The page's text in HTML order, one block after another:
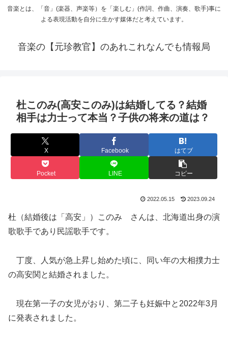
音楽とは、「音」(楽器、声楽等）を「楽しむ」(作詞、作曲、演奏、歌手)事に
よる表現活動を自分に生かす媒体だと考えています。
音楽の【元珍教官】のあれこれなんでも情報局
杜このみ(高安このみ)は結婚してる？結婚
相手は力士って本当？子供の将来の道は？
X Facebook はてブ
Pocket LINE コピー
2022.05.15 2023.09.24
杜（結婚後は「高安」）このみ さんは、北海道出身の演
歌歌手であり民謡歌手です。
丁度、人気が急上昇し始めた頃に、
同い年の大相撲力士
の高安関と結婚されました。
現在第一子の女児がおり、 第二子も妊娠中と2022年3月
に発表されました。